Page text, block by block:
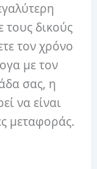
τους δικούς
τον χρόνο
με τον
σας, η
να είναι
μεταφοράς.